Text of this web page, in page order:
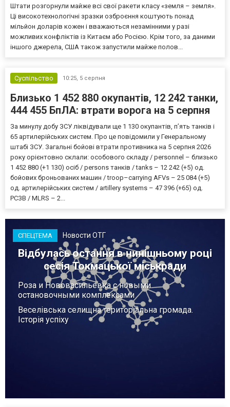
Штати розгорнули майже всі свої ракети класу «земля – земля».
Ці високотехнологічні зразки озброєння коштують понад
мільйон доларів кожен і вважаються незамінними у разі
можливих конфліктів із Китаєм або Росією. Крім того, за даними
іншого джерела, США також запустили майже полов...
Суспільство 10:25, 5 серпня
Близько 1 452 880 окупантів, 12 242 танки,
444 455 БпЛА: втрати ворога на 5 серпня
За минулу добу ЗСУ ліквідували ще 1 130 окупантів, пʼять танків і
65 артилерійських систем. Про це повідомили у Генеральному
штабі ЗСУ. Загальні бойові втрати противника на 5 серпня 2026
року орієнтовно склали: особового складу / personnel – близько
1 452 880 (+1 130) осіб / persons танків / tanks – 12 242 (+5) од.
бойових броньованих машин / troop–carrying AFVs – 25 084 (+5)
од. артилерійських систем / artillery systems – 47 396 (+65) од.
РСЗВ / MLRS – 2...
СПЕЦТЕМА Новости ОТГ
Відбулась остання в нинішньому році
сесія Токмацької міськради
Роза и Нововасильевка с новыми
остановочными комплексами
Веселівська селищна територіальна громада.
Історія успіху